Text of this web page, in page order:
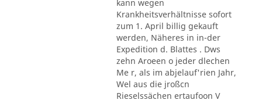
kann wegen
Krankheitsverhältnisse sofort
zum 1. April billig gekauft
werden, Näheres in in-der
Expedition d. Blattes . Dws
zehn Aroeen o jeder dlechen
Me r, als im abjelauf'rien Jahr,
Wel aus die jroßcn
Rieselssächen ertaufoon V